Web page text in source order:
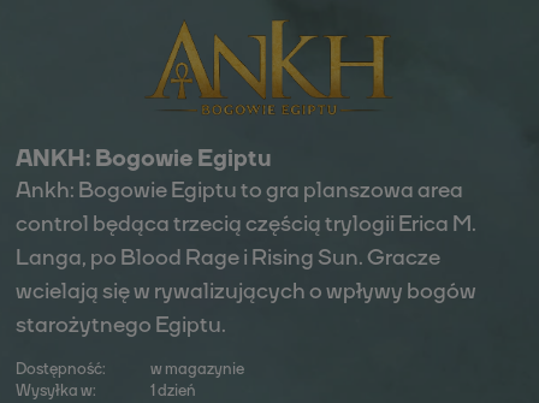
ANKH: Bogowie Egiptu
Ankh: Bogowie Egiptuto gra planszowa area
control będąca trzecią częścią trylogii Erica M.
Langa, po Blood Rage i Rising Sun. Gracze
wcielają się w rywalizujących o wpływy bogów
starożytnego Egiptu.
Dostępność:
w magazynie
Wysyłka w:
1 dzień